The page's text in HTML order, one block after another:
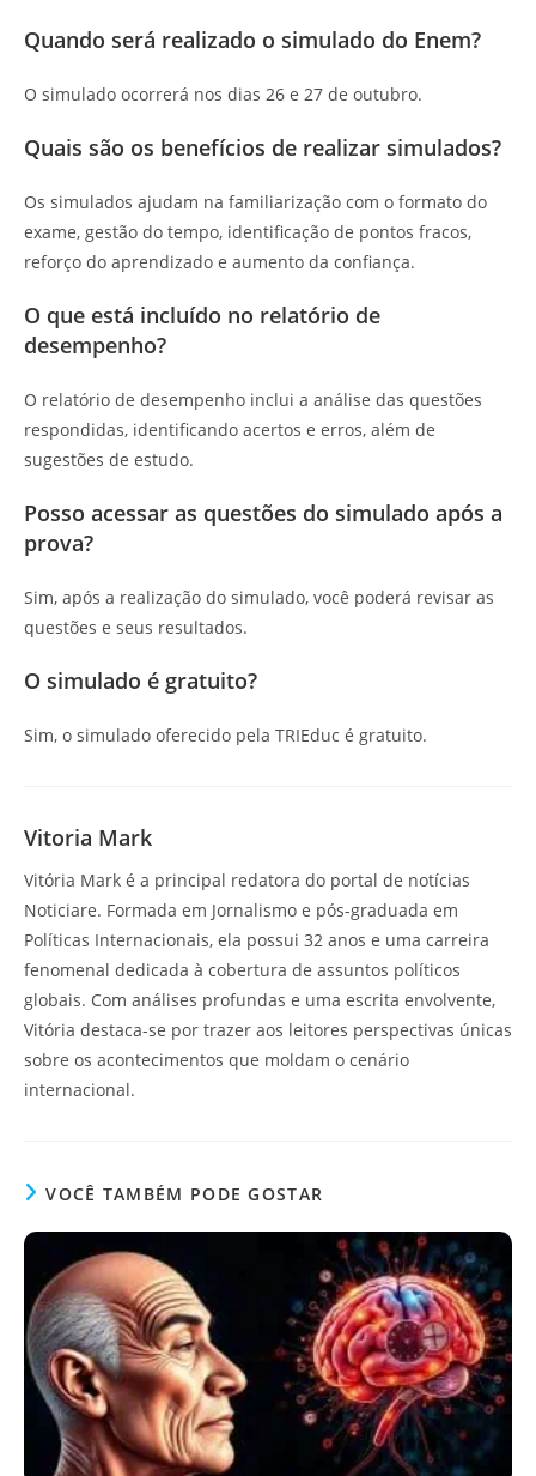
Quando será realizado o simulado do Enem?
O simulado ocorrerá nos dias 26 e 27 de outubro.
Quais são os benefícios de realizar simulados?
Os simulados ajudam na familiarização com o formato do
exame, gestão do tempo, identificação de pontos fracos,
reforço do aprendizado e aumento da confiança.
O que está incluído no relatório de
desempenho?
O relatório de desempenho inclui a análise das questões
respondidas, identificando acertos e erros, além de
sugestões de estudo.
Posso acessar as questões do simulado após a
prova?
Sim, após a realização do simulado, você poderá revisar as
questões e seus resultados.
O simulado é gratuito?
Sim, o simulado oferecido pela TRIEduc é gratuito.
Vitoria Mark
Vitória Mark é a principal redatora do portal de notícias
Noticiare. Formada em Jornalismo e pós-graduada em
Políticas Internacionais, ela possui 32 anos e uma carreira
fenomenal dedicada à cobertura de assuntos políticos
globais. Com análises profundas e uma escrita envolvente,
Vitória destaca-se por trazer aos leitores perspectivas únicas
sobre os acontecimentos que moldam o cenário
internacional.
VOCÊ TAMBÉM PODE GOSTAR